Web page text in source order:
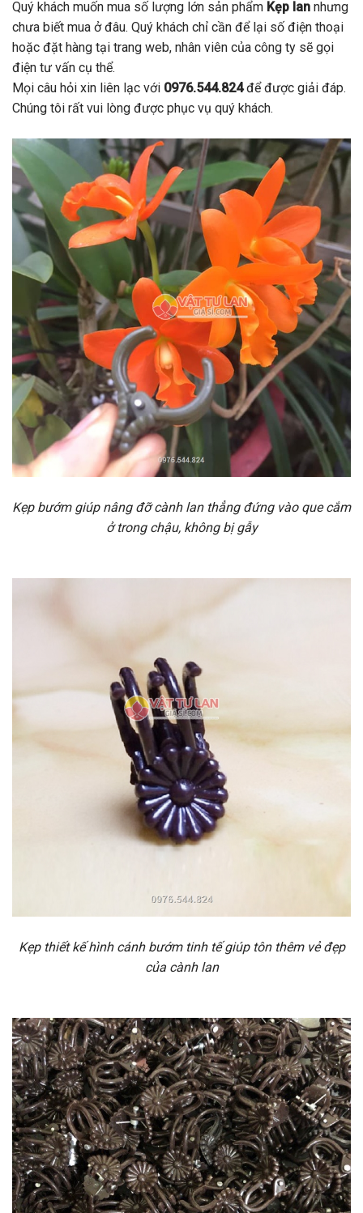
Quý khách muốn mua số lượng lớn sản phẩm Kẹp lan nhưng
chưa biết mua ở đâu. Quý khách chỉ cần để lại số điện thoại
hoặc đặt hàng tại trang web, nhân viên của công ty sẽ gọi
điện tư vấn cụ thể.
Mọi câu hỏi xin liên lạc với 0976.544.824để được giải đáp.
Chúng tôi rất vui lòng được phục vụ quý khách.
Kẹp bướm giúp nâng đỡ cành lan thẳng đứng vào que cắm
ở trong chậu, không bị gẫy
Kẹp thiết kế hình cánh bướm tinh tế giúp tôn thêm vẻ đẹp
của cành lan